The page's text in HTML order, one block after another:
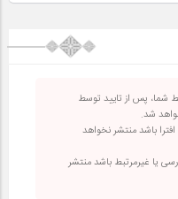
شما، پس از تایید توسط
شد.
باشد منتشر نخواهد
یا غیرمرتبط باشد منتشر